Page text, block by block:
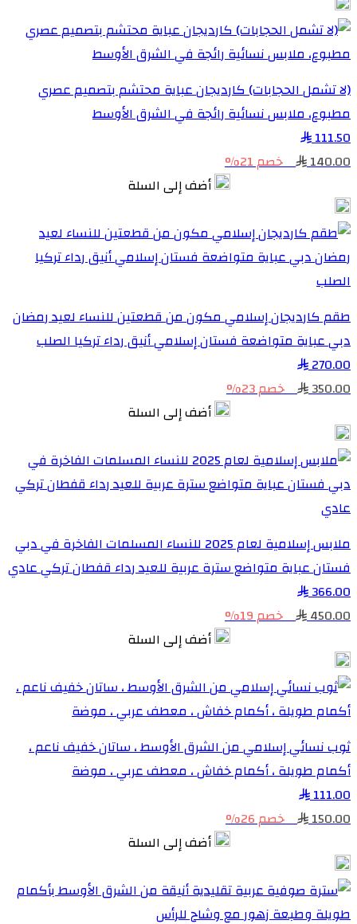
(لا تشمل الحجابات) كارديجان عباية محتشم بتصميم عصري
مطبوع، ملابس نسائية رائجة في الشرق الأوسط
111.50
140.00
خصم 21%
أضف إلى السلة
طقم كارديجان إسلامي مكون من قطعتين للنساء لعيد رمضان
دبي عباية متواضعة فستان إسلامي أنيق رداء تركيا الصلب
270.00
350.00
خصم 23%
أضف إلى السلة
ملابس إسلامية لعام 2025 للنساء المسلمات الفاخرة في دبي
فستان عباية متواضع سترة عربية للعيد رداء قفطان تركي عادي
366.00
450.00
خصم 19%
أضف إلى السلة
ثوب نسائي إسلامي من الشرق الأوسط ، ساتان خفيف ناعم ،
أكمام طويلة ، أكمام خفاش ، معطف عربي ، موضة
111.00
150.00
خصم 26%
أضف إلى السلة